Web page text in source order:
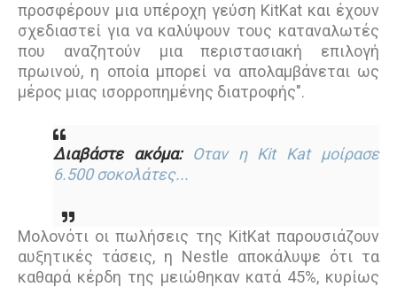
προσφέρουν μια υπέροχη γεύση KitKat και έχουν
σχεδιαστεί για να καλύψουν τους καταναλωτές
που αναζητούν μια περιστασιακή επιλογή
πρωινού, η οποία μπορεί να απολαμβάνεται ως
μέρος μιας ισορροπημένης διατροφής".
Διαβάστε ακόμα:
Οταν η Kit Kat μοίρασε
6.500 σοκολάτες...
Μολονότι οι πωλήσεις της KitKat παρουσιάζουν
αυξητικές τάσεις, η Nestle αποκάλυψε ότι τα
καθαρά κέρδη της μειώθηκαν κατά 45%, κυρίως